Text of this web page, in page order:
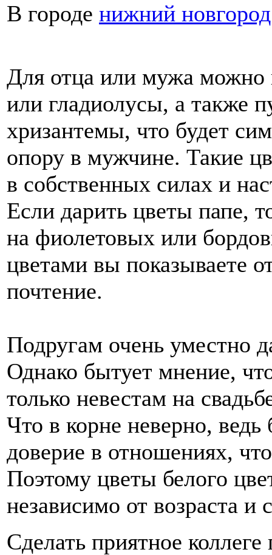
В городе нижний
Для отца или мужа можно
или гладиолусы, а также
хризантемы, что будет
опору в мужчине. Такие
в собственных силах и
Если дарить цветы папе,
на фиолетовых или
цветами вы показываете
почтение.
Подругам очень уместно
Однако бытует мнение,
только невестам на
Что в корне неверно,
доверие в отношениях,
Поэтому цветы белого
независимо от возраста и
Сделать приятное